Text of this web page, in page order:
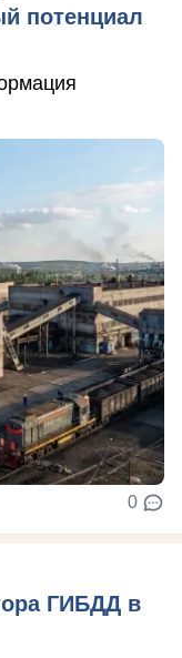
потенциал
0
ГИБДД в